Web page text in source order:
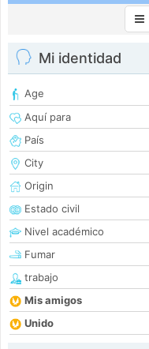
Mi identidad
Age
Aquí para
País
City
Origin
Estado civil
Nivel académico
Fumar
trabajo
Mis amigos
Unido